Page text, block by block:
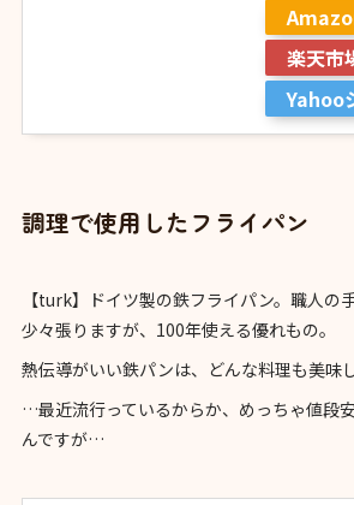
楽天市
Yahoo
調理で使用したフライパン
【turk】ドイツ製の鉄フライパン。職人の
少々張りますが、100年使える優れもの。
熱伝導がいい鉄パンは、どんな料理も美味
…最近流行っているからか、めっちゃ値段
んですが…